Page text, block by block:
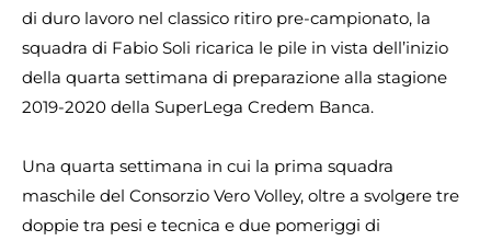
di duro lavoro nel classico ritiro pre-campionato, la
squadra di Fabio Soli ricarica le pile in vista dell’inizio
della quarta settimana di preparazione alla stagione
2019-2020 della SuperLega Credem Banca.
Una quarta settimana in cui la prima squadra
maschile del Consorzio Vero Volley, oltre a svolgere tre
doppie tra pesi e tecnica e due pomeriggi di